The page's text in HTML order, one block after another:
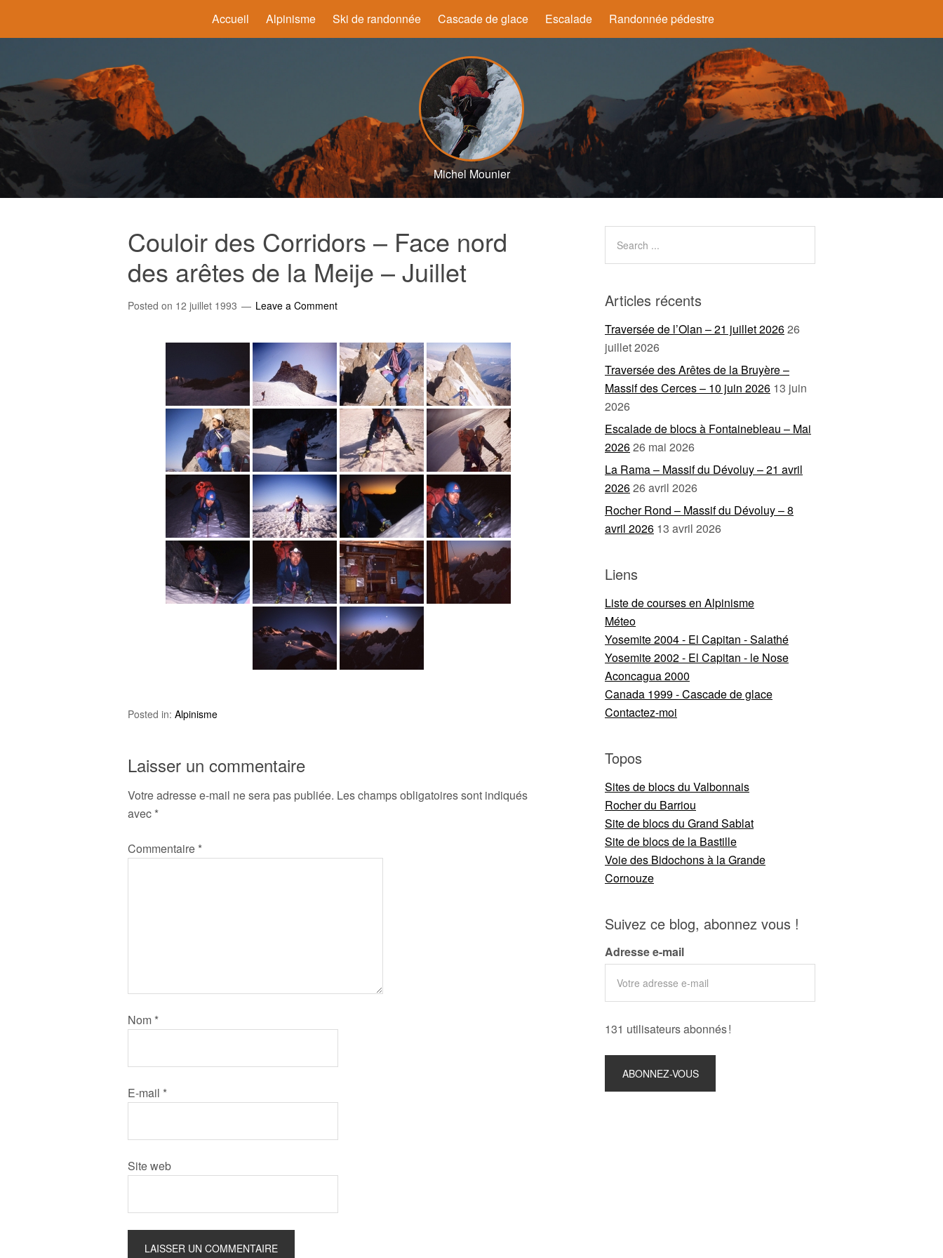
Accueil Alpinisme Ski de randonnée Cascade de glace Escalade Randonnée pédestre
Michel Mounier
Couloir des Corridors – Face nord
des arêtes de la Meije – Juillet
Posted on 12 juillet 1993 Leave a Comment
Posted in: Alpinisme
Laisser un commentaire
Votre adresse e-mail ne sera pas publiée. Les champs obligatoires sont indiqués
avec *
Commentaire *
Nom *
E-mail *
Site web
Articles récents
Traversée de l’Olan – 21 juillet 202626
juillet 2026
Traversée des Arêtes de la Bruyère –
Massif des Cerces – 10 juin 2026 13 juin
2026
Escalade de blocs à Fontainebleau – Mai
202626 mai 2026
La Rama – Massif du Dévoluy – 21 avril
202626 avril 2026
Rocher Rond – Massif du Dévoluy – 8
avril 2026 13 avril 2026
Liens
Liste de courses en Alpinisme
Méteo
Yosemite 2004 - El Capitan - Salathé
Yosemite 2002 - El Capitan - le Nose
Aconcagua 2000
Canada 1999 - Cascade de glace
Contactez-moi
Topos
Sites de blocs du Valbonnais
Rocher du Barriou
Site de blocs du Grand Sablat
Site de blocs de la Bastille
Voie des Bidochons à la Grande
Cornouze
Suivez ce blog, abonnez vous !
Adresse e-mail
131 utilisateurs abonnés !